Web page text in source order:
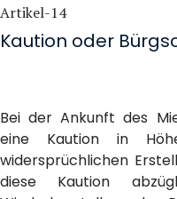
Artikel-14
Kaution oder
Bei der Ankunft des
eine Kaution in
widersprüchlichen
diese Kaution